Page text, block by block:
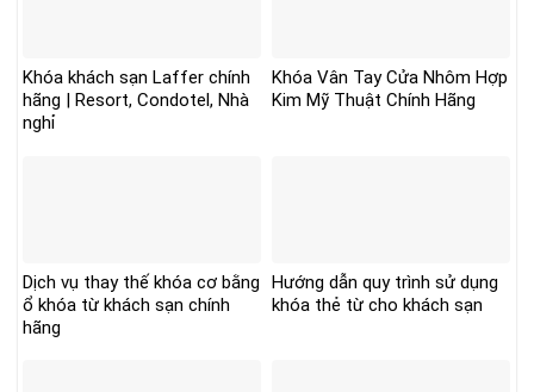
Khóa khách sạn Laffer chính
hãng | Resort, Condotel, Nhà
nghỉ
Khóa Vân Tay Cửa Nhôm Hợp
Kim Mỹ Thuật Chính Hãng
Dịch vụ thay thế khóa cơ bằng
ổ khóa từ khách sạn chính
hãng
Hướng dẫn quy trình sử dụng
khóa thẻ từ cho khách sạn